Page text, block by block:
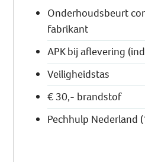
Onderhoudsbeurt
fabrikant
APK bij aflevering
Veiligheidstas
€ 30,- brandstof
Pechhulp Nederland